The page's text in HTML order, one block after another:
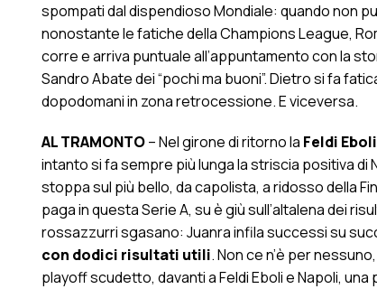
spompati dal dispendioso Mondiale: quando non
nonostante le fatiche della Champions League,
corre e arriva puntuale all’appuntamento con la
Sandro Abate dei “pochi ma buoni”. Dietro si fa
dopodomani in zona retrocessione. E viceversa.
AL TRAMONTO– Nel girone di ritorno la Feldi Eboli
intanto si fa sempre più lunga la striscia positiva di
stoppa sul più bello, da capolista, a ridosso della
paga in questa Serie A, su è giù sull’altalena dei
rossazzurri sgasano: Juanra infila successi su
con dodici risultati utili. Non ce n’è per
playoff scudetto, davanti a Feldi Eboli e Napoli,